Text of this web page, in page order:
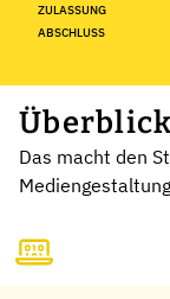
ZULASSUNG
ABSCHLUSS
Überblick
Das macht den